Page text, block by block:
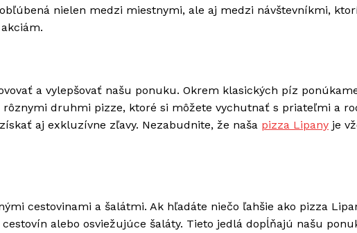
nielen medzi miestnymi, ale aj medzi návštevníkmi,
a vylepšovať našu ponuku. Okrem klasických píz
rôznymi druhmi pizze, ktoré si môžete vychutnať s priateľmi a
aj exkluzívne zľavy. Nezabudnite, že naša pizza Lipany je
cestovinami a šalátmi. Ak hľadáte niečo ľahšie ako pizza
alebo osviežujúce šaláty. Tieto jedlá dopĺňajú našu